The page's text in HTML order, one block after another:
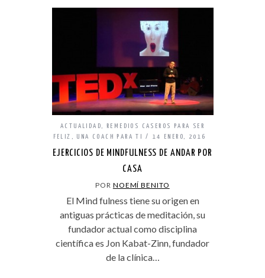
ACTUALIDAD,
REMEDIOS CASEROS PARA SER
FELIZ , UNA COACH PARA TI 14 ENERO, 2016
EJERCICIOS DE MINDFULNESS DE ANDAR POR
CASA
POR NOEMÍ BENITO
El Mind fulness tiene su origen en
antiguas prácticas de meditación, su
fundador actual como disciplina
científica es Jon Kabat-Zinn, fundador
de la clínica…